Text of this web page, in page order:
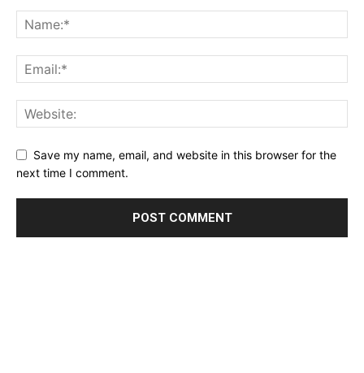
Save my name, email, and website in this browser for the
next time I comment.